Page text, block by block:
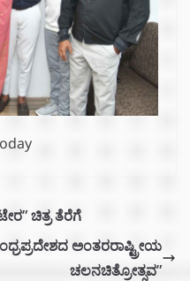
ಚಿತ್ರ ತೆರೆಗೆ
ಅಂತರರಾಷ್ಟ್ರೀಯ
ಚಲನಚಿತ್ರೋತ್ಸವ”